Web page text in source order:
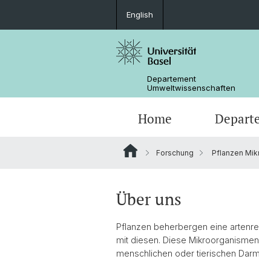
English
Departement
Umweltwissenschaften
Home
Forschung Pflanzen
Über uns
Pflanzen beherbergen eine
mit diesen. Diese
menschlichen oder tierischen